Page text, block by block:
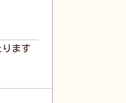
ます